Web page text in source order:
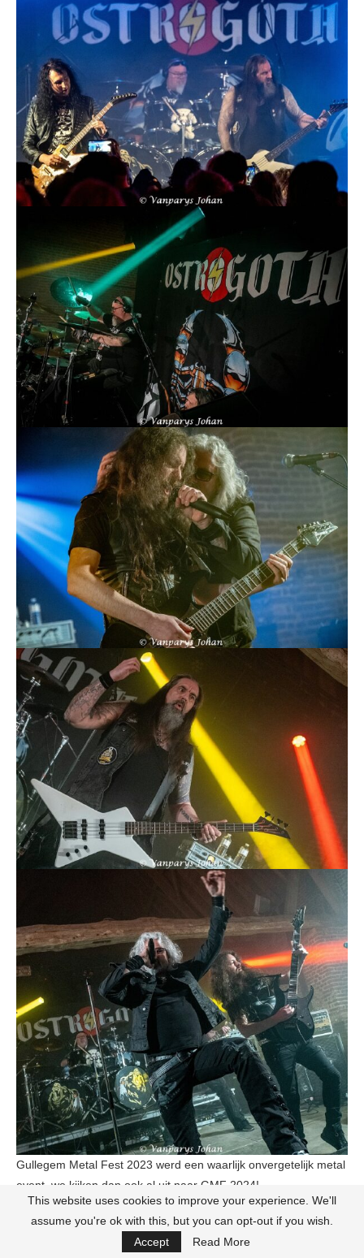
Gullegem Metal Fest 2023 werd een waarlijk onvergetelijk metal
event, we kijken dan ook al uit naar GMF 2024!
Post Views: 887
This website uses cookies to improve your experience. We'll
assume you're ok with this, but you can opt-out if you wish.
Accept
Read More